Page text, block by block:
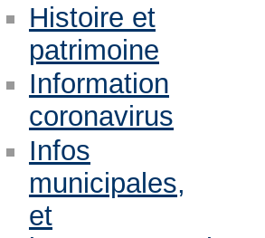
Histoire et
patrimoine
Information
coronavirus
Infos
municipales,
et